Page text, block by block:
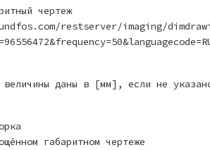
чертеж
restserver/imaging/
величины даны в [мм], если не
габаритном чертеже